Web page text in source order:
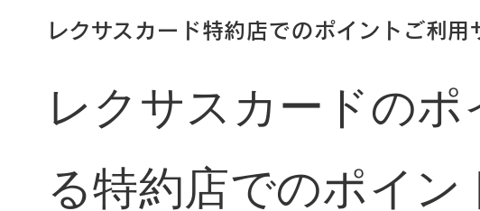
レクサスカード特約店でのポイントご利用
レクサスカードのポ
る特約店でのポイン